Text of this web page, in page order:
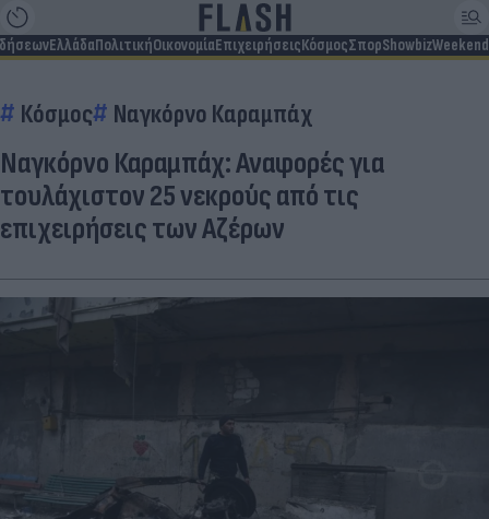
ΕλλάδαΠολιτικήΟικονομίαΕπιχειρήσειςΚόσμοςΣπορShowbizWeekend
Κόσμος Ναγκόρνο Καραμπάχ
Ναγκόρνο Καραμπάχ: Αναφορές για
τουλάχιστον 25 νεκρούς από τις
επιχειρήσεις των Αζέρων